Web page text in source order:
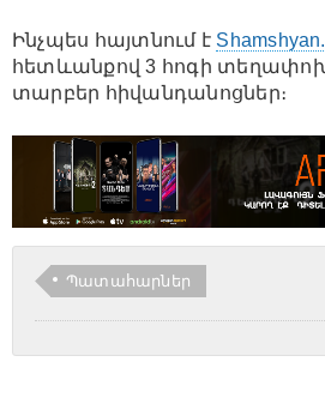
Ինչպես հայտնում է
հետևանքով 3 հոգի
տարբեր հիվանդանոցներ։
Պատահարներ